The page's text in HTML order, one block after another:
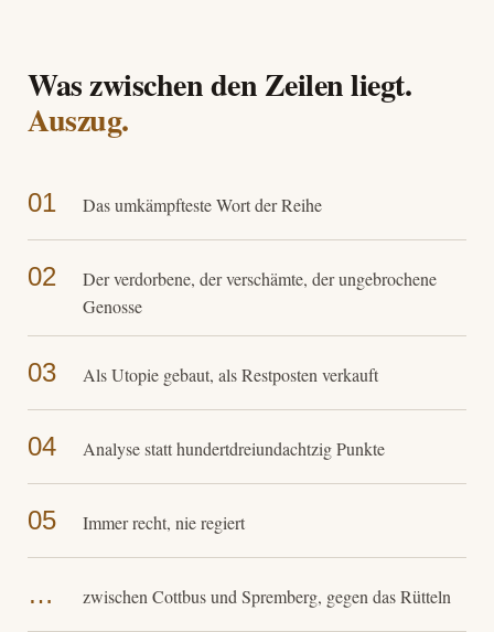
Was zwischen den Zeilen liegt.
Auszug.
01 Das umkämpfteste Wort der Reihe
02
Der verdorbene, der verschämte, der ungebrochene
Genosse
03 Als Utopie gebaut, als Restposten verkauft
04 Analyse statt hundertdreiundachtzig Punkte
05 Immer recht, nie regiert
… zwischen Cottbus und Spremberg, gegen das Rütteln